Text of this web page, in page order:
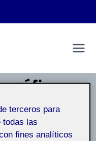
gráfica -
2 242_20_114_02
terceros para
todas las
fines analíticos